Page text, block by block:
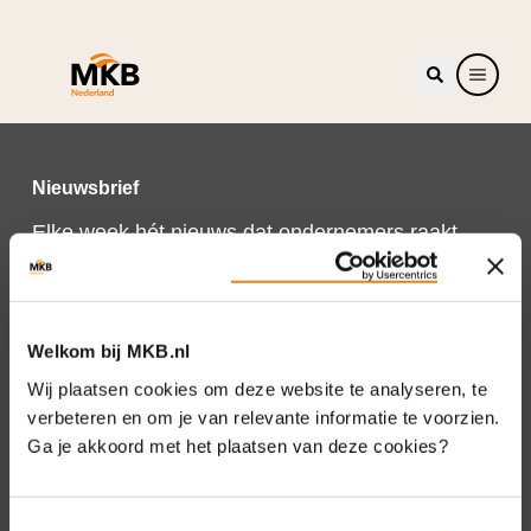
Welkom bij MKB.nl
Wij plaatsen cookies om deze website te analyseren, te
verbeteren en om je van relevante informatie te voorzien.
Ga je akkoord met het plaatsen van deze cookies?
Nieuwsbrief
Elke week hét nieuws dat ondernemers raakt.
Schrijf je nu in voor de MKB-Nederland
nieuwsbrief.
Schrijf je in
Direct naar
Over ons